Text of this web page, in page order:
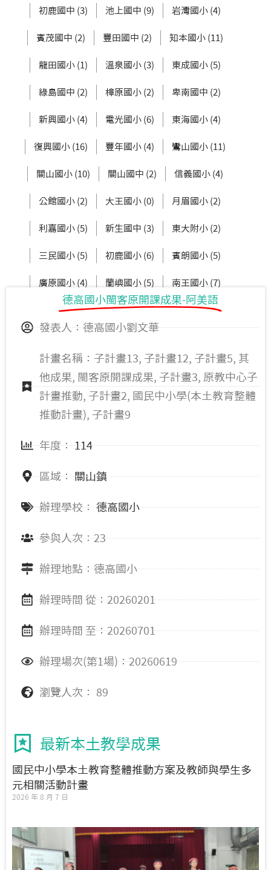
初鹿國中 (3) 池上國中 (9) 岩灣國小 (4)
賓茂國中 (2) 豐田國中 (2) 知本國小 (11)
龍田國小 (1) 溫泉國小 (3) 東成國小 (5)
綠島國中 (2) 樟原國小 (2) 卑南國中 (2)
新興國小 (4) 電光國小 (6) 東海國小 (4)
復興國小 (16) 豐年國小 (4) 鸞山國小 (11)
關山國小 (10) 關山國中 (2) 信義國小 (4)
公館國小 (2) 大王國小 (0) 月眉國小 (2)
利嘉國小 (5) 新生國中 (3) 東大附小 (2)
三民國小 (5) 初鹿國小 (6) 賓朗國小 (5)
廣原國小 (4) 蘭嶼國小 (5) 南王國小 (7)
成功國小 (6) 桃源國小 (2)
德高國小閩客原開課成果-阿美語
發表人：德高國小劉文華
計畫名稱：子計畫13, 子計畫12, 子計畫5, 其
他成果, 閩客原開課成果, 子計畫3, 原教中心子
計畫推動, 子計畫2, 國民中小學(本土教育整體
推動計畫), 子計畫9
年度： 114
區域： 關山鎮
辦理學校： 德高國小
參與人次：23
辦理地點：德高國小
辦理時間 從：20260201
辦理時間 至：20260701
辦理場次(第1場)：20260619
瀏覽人次： 89
最新本土教學成果
國民中小學本土教育整體推動方案及教師與學生多
元相關活動計畫
2026 年 8 月 7 日